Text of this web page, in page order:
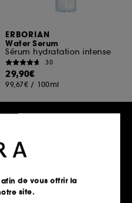
ERBORIAN
Water Serum
Sérum hydratation intense
30
29,90€
99,67€ / 100ml
de vous offrir la
site.